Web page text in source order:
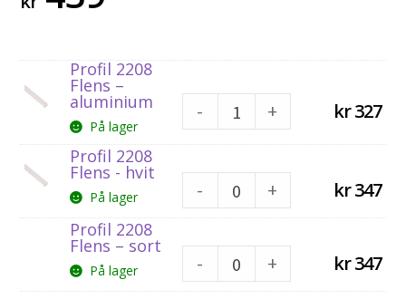
Profil 2208
Flens –
aluminium
På lager
- + kr327
Profil 2208
Flens - hvit
På lager - + kr347
Profil 2208
Flens – sort
På lager - + kr347